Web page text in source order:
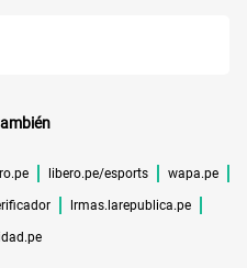
libero.pe/esports wapa.pe
lrmas.larepublica.pe